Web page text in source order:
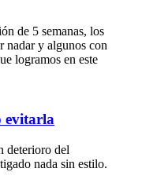
de 5 semanas, los
nadar y algunos con
logramos en este
evitarla
deterioro del
nada sin estilo.